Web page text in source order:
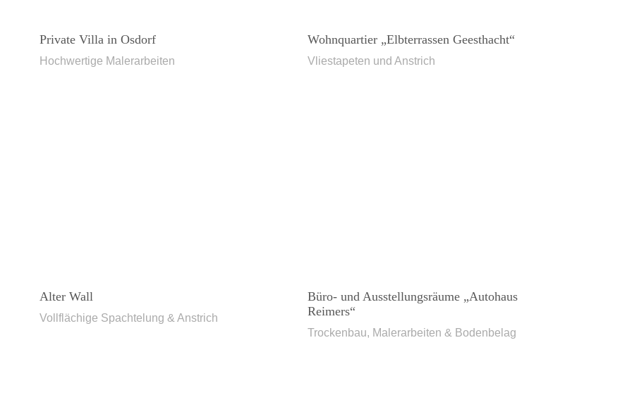
Private Villa in Osdorf
Hochwertige Malerarbeiten
Wohnquartier „Elbterrassen Geesthacht“
Vliestapeten und Anstrich
Alter Wall
Vollflächige Spachtelung & Anstrich
Büro- und Ausstellungsräume „Autohaus
Reimers“
Trockenbau, Malerarbeiten & Bodenbelag